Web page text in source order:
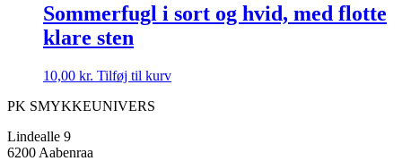
Sommerfugl i sort og hvid, med flotte
klare sten
10,00 kr. Tilføj til kurv
PK SMYKKEUNIVERS
Lindealle 9
6200 Aabenraa